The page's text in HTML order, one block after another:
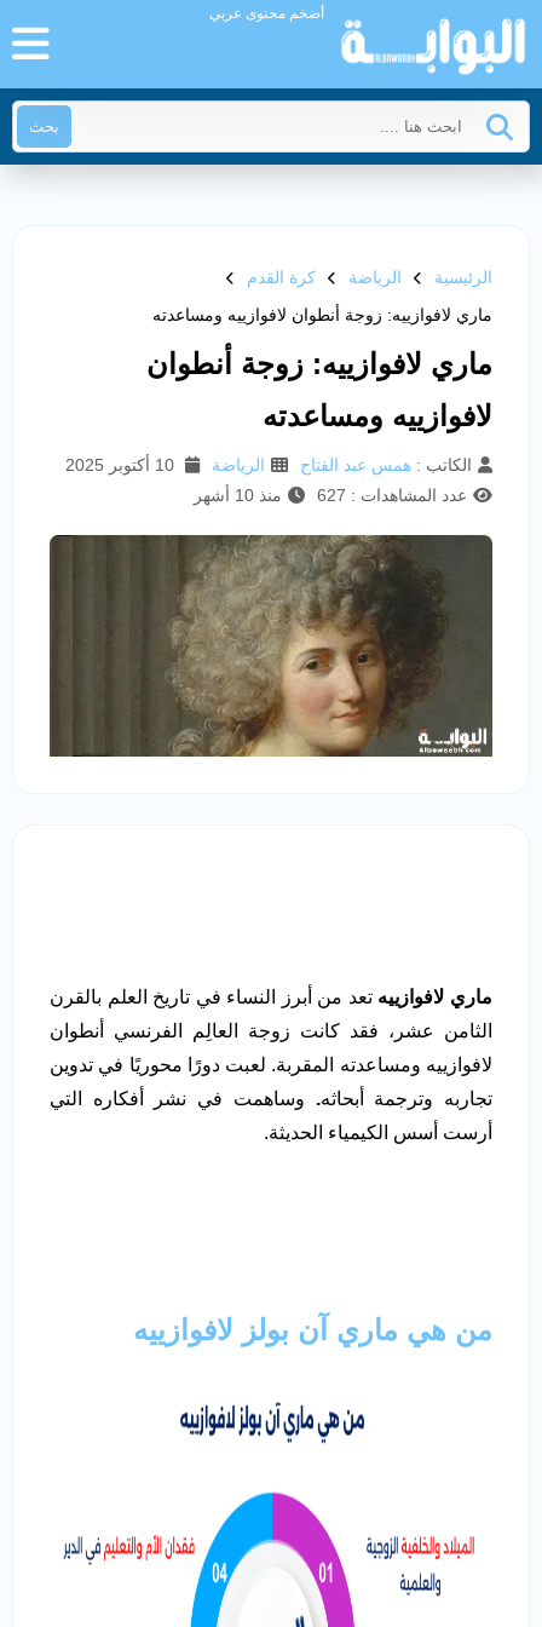
أضخم محتوى عربي
بحث
الرئيسية الرياضة
كرة القدم
ماري لافوازييه: زوجة أنطوان لافوازييه ومساعدته
ماري لافوازييه: زوجة أنطوان
لافوازييه ومساعدته
الكاتب : همس عبد الفتاح الرياضة
عدد المشاهدات : 627
منذ 10 أشهر
ماري لافوازييهتعد من أبرز النساء في تاريخ العلم بالقرن
الثامن عشر، فقد كانت زوجة العالِم الفرنسي أنطوان
لافوازييه ومساعدته المقربة. لعبت دورًا محوريًا في تدوين
تجاربه وترجمة أبحاثه. وساهمت في نشر أفكاره التي
أرست أسس الكيمياء الحديثة.
من هي ماري آن بولز لافوازييه